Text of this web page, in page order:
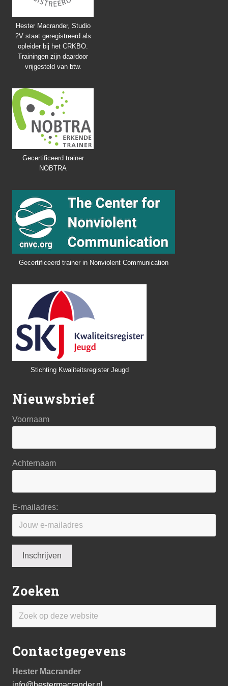
Hester Macrander, Studio
2V staat geregistreerd als
opleider bij het CRKBO.
Trainingen zijn daardoor
vrijgesteld van btw.
Gecertificeerd trainer
NOBTRA
Gecertificeerd trainer in Nonviolent Communication
Stichting Kwaliteitsregister Jeugd
Nieuwsbrief
Voornaam
Achternaam
E-mailadres:
Zoeken
Zoek
website
Contactgegevens
Hester Macrander